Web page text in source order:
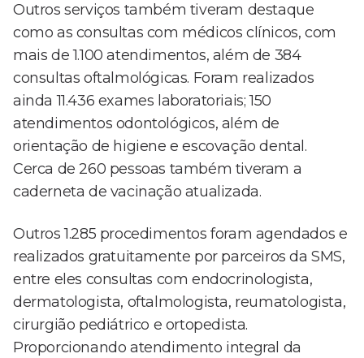
Outros serviços também tiveram destaque
como as consultas com médicos clínicos, com
mais de 1.100 atendimentos, além de 384
consultas oftalmológicas. Foram realizados
ainda 11.436 exames laboratoriais; 150
atendimentos odontológicos, além de
orientação de higiene e escovação dental.
Cerca de 260 pessoas também tiveram a
caderneta de vacinação atualizada.
Outros 1.285 procedimentos foram agendados e
realizados gratuitamente por parceiros da SMS,
entre eles consultas com endocrinologista,
dermatologista, oftalmologista, reumatologista,
cirurgião pediátrico e ortopedista.
Proporcionando atendimento integral da